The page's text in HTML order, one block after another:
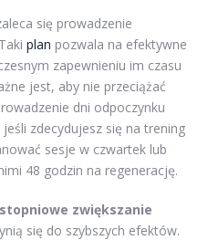
się prowadzenie
plan pozwala na efektywne
zapewnieniu im czasu
jest, aby nie przeciążać
dni odpoczynku
zdecydujesz się na trening
sesje w czwartek lub
48 godzin na regenerację.
stopniowe zwiększanie
się do szybszych efektów.